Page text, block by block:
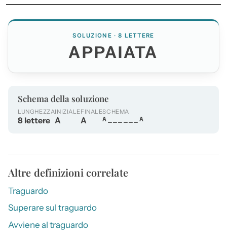
SOLUZIONE · 8 LETTERE
APPAIATA
Schema della soluzione
LUNGHEZZA
8 lettere
INIZIALE
A
FINALE
A
SCHEMA
A______A
Altre definizioni correlate
Traguardo
Superare sul traguardo
Avviene al traguardo